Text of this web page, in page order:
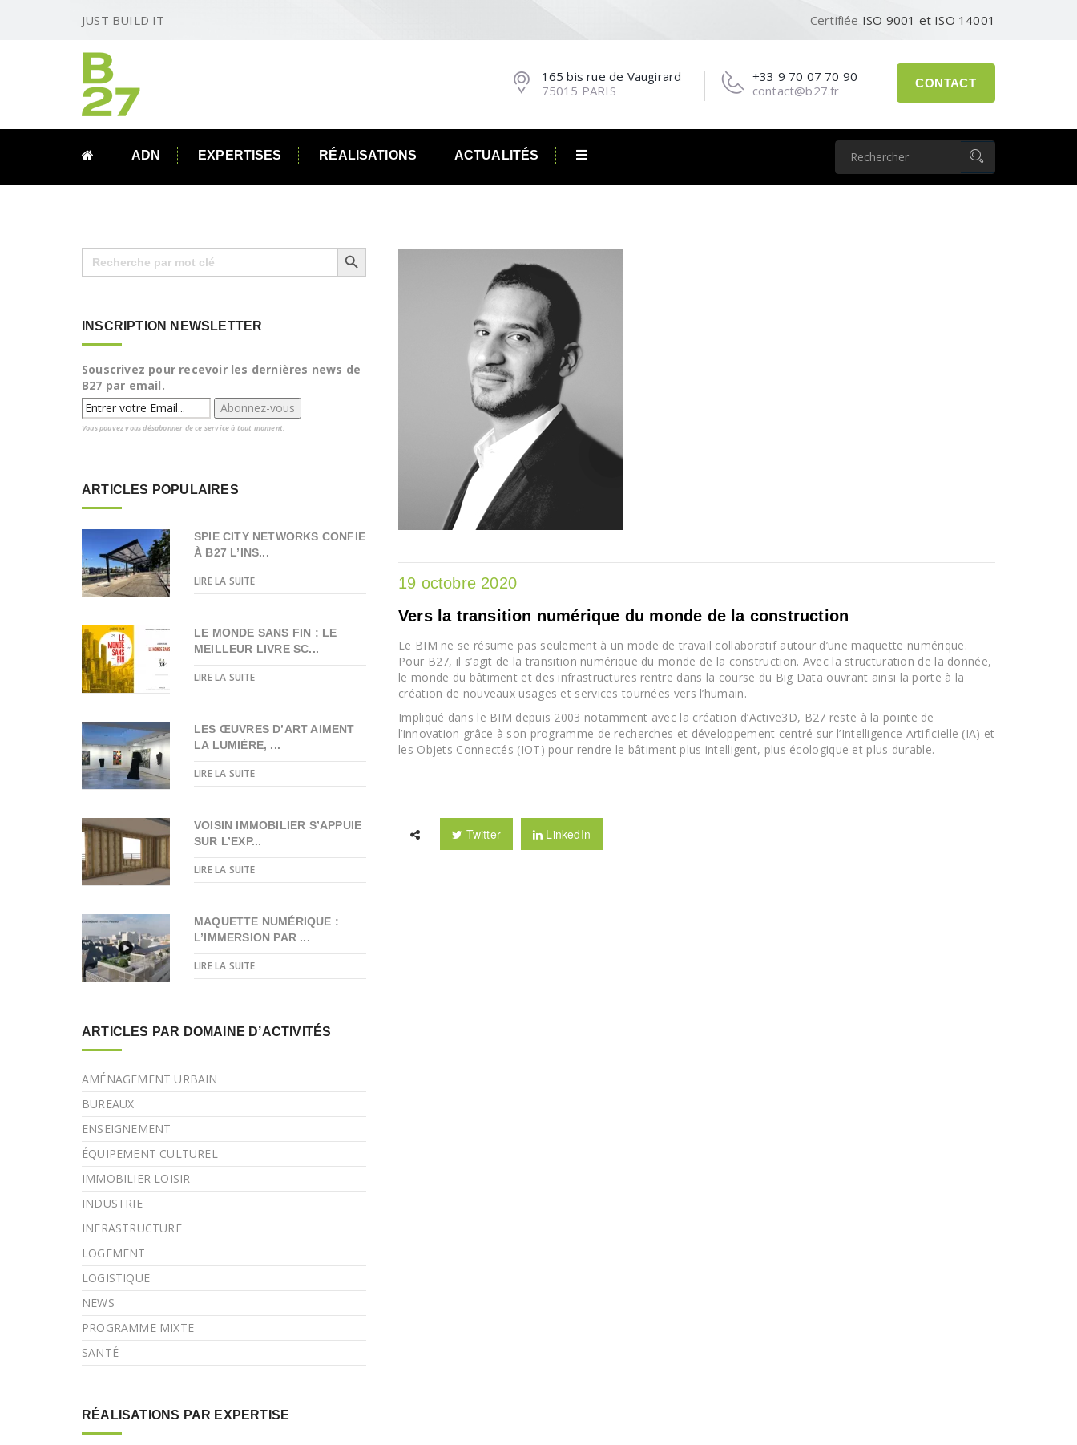
JUST BUILD IT Certifiée ISO 9001 et ISO 14001
CONTACT
+33 9 70 07 70 90
contact@b27.fr
165 bis rue de Vaugirard
75015 PARIS
ADN EXPERTISES RÉALISATIONS ACTUALITÉS
19 octobre 2020
Vers la transition numérique du monde de la construction
Le BIM ne se résume pas seulement à un mode de travail collaboratif autour d’une maquette numérique.
Pour B27, il s’agit de la transition numérique du monde de la construction. Avec la structuration de la donnée,
le monde du bâtiment et des infrastructures rentre dans la course du Big Data ouvrant ainsi la porte à la
création de nouveaux usages et services tournées vers l’humain.
Impliqué dans le BIM depuis 2003 notamment avec la création d’Active3D, B27 reste à la pointe de
l’innovation grâce à son programme de recherches et développement centré sur l’Intelligence Artificielle (IA) et
les Objets Connectés (IOT) pour rendre le bâtiment plus intelligent, plus écologique et plus durable.
Twitter LinkedIn
Search
for:
Search Button
INSCRIPTION NEWSLETTER
Souscrivez pour recevoir les dernières news de
B27 par email.
Vous pouvez vous désabonner de ce service à tout moment.
ARTICLES POPULAIRES
SPIE CITY NETWORKS CONFIE
À B27 L’INS...
LIRE LA SUITE
LE MONDE SANS FIN : LE
MEILLEUR LIVRE SC...
LIRE LA SUITE
LES ŒUVRES D’ART AIMENT
LA LUMIÈRE, ...
LIRE LA SUITE
VOISIN IMMOBILIER S’APPUIE
SUR L’EXP...
LIRE LA SUITE
MAQUETTE NUMÉRIQUE :
L’IMMERSION PAR ...
LIRE LA SUITE
ARTICLES PAR DOMAINE D’ACTIVITÉS
AMÉNAGEMENT URBAIN
BUREAUX
ENSEIGNEMENT
ÉQUIPEMENT CULTUREL
IMMOBILIER LOISIR
INDUSTRIE
INFRASTRUCTURE
LOGEMENT
LOGISTIQUE
NEWS
PROGRAMME MIXTE
SANTÉ
RÉALISATIONS PAR EXPERTISE